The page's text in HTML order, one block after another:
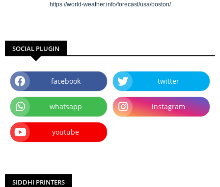
https://world-weather.info/forecast/usa/boston/
SOCIAL PLUGIN
facebook twitter
whatsapp instagram
youtube
SIDDHI PRINTERS